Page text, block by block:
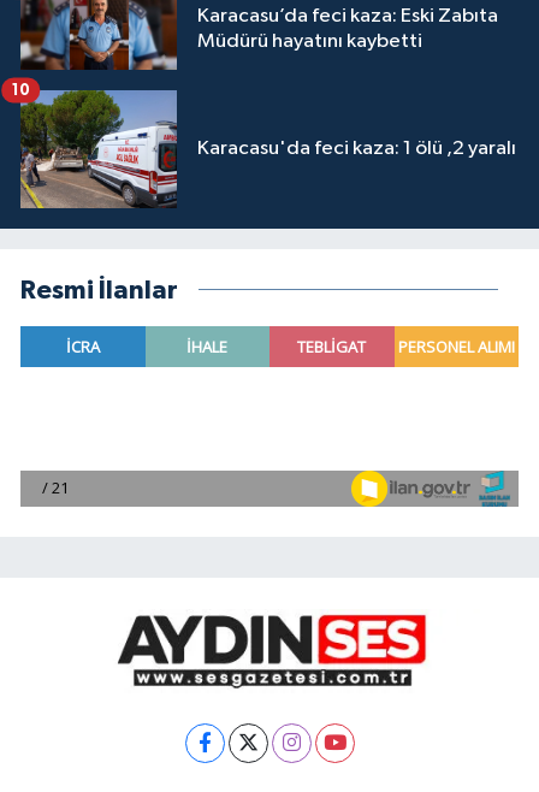
Karacasu’da feci kaza: Eski Zabıta
Müdürü hayatını kaybetti
Karacasu'da feci kaza: 1 ölü ,2 yaralı
10
Resmi İlanlar